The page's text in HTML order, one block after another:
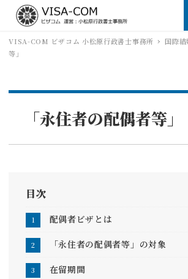
VISA-COM ビザコム 小松原行政書士事務所 国際結
等」
「永住者の配偶者等」
目次
配偶者ビザとは
「永住者の配偶者等」の対象
在留期間